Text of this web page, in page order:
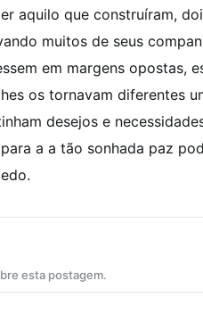
aquilo que construíram,
muitos de seus
em margens opostas,
os tornavam diferentes
desejos e
a a tão sonhada paz
esta postagem.